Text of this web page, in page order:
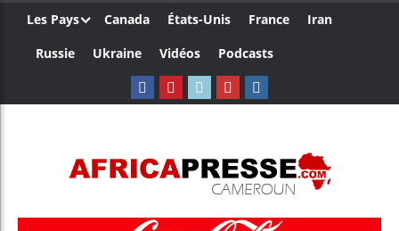
Les Pays Canada États-Unis France
Iran
Russie
Ukraine Vidéos Podcasts